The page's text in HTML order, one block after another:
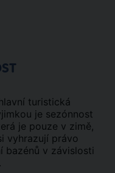
turistická
je sezónnost
je pouze v zimě,
vyhrazují právo
bazénů v závislosti